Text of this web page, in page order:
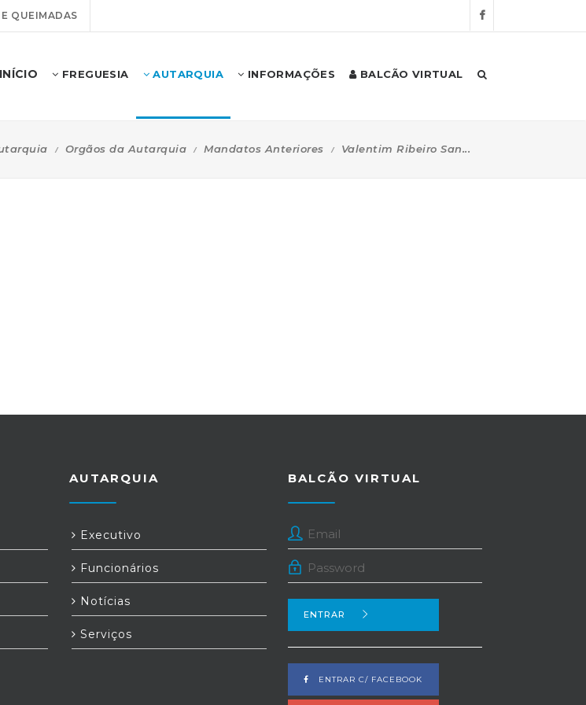
QUEIMADAS
INÍCIO FREGUESIA AUTARQUIA INFORMAÇÕES BALCÃO VIRTUAL
Orgãos da Autarquia Mandatos Anteriores Valentim Ribeiro San...
AUTARQUIA
Executivo
Funcionários
Notícias
Serviços
BALCÃO VIRTUAL
ENTRAR
ENTRAR C/ FACEBOOK